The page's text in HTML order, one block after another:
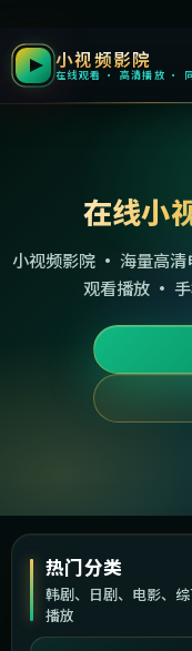
小视频影院
在线观看 · 高清播放 ·
在线小
小视频影院 · 海量高清
观看播放 ·
热门分类
韩剧、日剧、电影、
播放